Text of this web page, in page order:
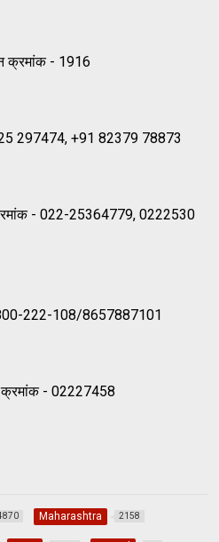
क्रमांक - 1916
297474, +91 82379 78873
- 022-25364779, 0222530
222-108/8657887101
क्रमांक - 02227458
Maharashtra 2158